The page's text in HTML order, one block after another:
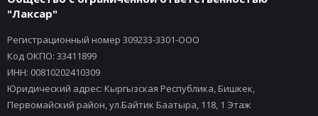
"Лаксар"
Регистрационный номер 309233-3301-ООО
Код ОКПО: 33411899
ИНН: 00810202410309
Юридический адрес: Кыргызская Республика, Бишкек,
Первомайский район, ул.Байтик Баатыра, 118, 1 Этаж